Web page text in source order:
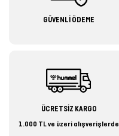
GÜVENLİ ÖDEME
ÜCRETSİZ KARGO
1.000 TL ve üzeri alışverişlerde